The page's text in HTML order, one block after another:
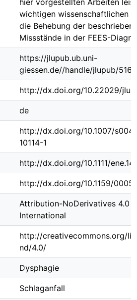
hier vorgestellten Arbeiten
wichtigen wissenschaftlichen
die Behebung der
Missstände in der FEES-
https://jlupub.ub.uni-
giessen.de//handle/jlupub/516
http://dx.doi.org/10.22029/
de
http://dx.doi.org/10.1007/
10114-1
http://dx.doi.org/10.1111/
http://dx.doi.org/10.1159/
Attribution-NoDerivatives 4.0
International
http://creativecommons.org/
nd/4.0/
Dysphagie
Schlaganfall